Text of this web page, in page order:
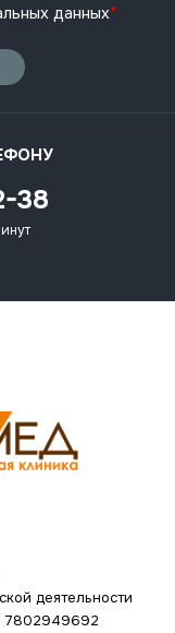
данных*
38
деятельности
7802949692